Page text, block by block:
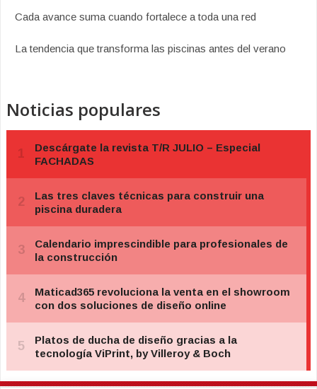
Cada avance suma cuando fortalece a toda una red
La tendencia que transforma las piscinas antes del verano
Noticias populares